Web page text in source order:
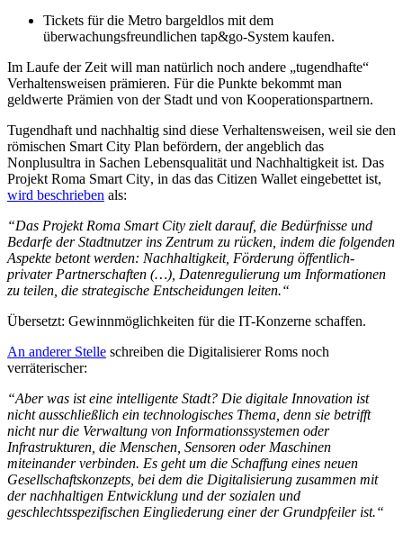
Tickets für die Metro bargeldlos mit dem
überwachungsfreundlichen tap&go-System kaufen.
Im Laufe der Zeit will man natürlich noch andere „tugendhafte“
Verhaltensweisen prämieren. Für die Punkte bekommt man
geldwerte Prämien von der Stadt und von Kooperationspartnern.
Tugendhaft und nachhaltig sind diese Verhaltensweisen, weil sie den
römischen Smart City Plan befördern, der angeblich das
Nonplusultra in Sachen Lebensqualität und Nachhaltigkeit ist. Das
Projekt Roma Smart City, in das das Citizen Wallet eingebettet ist,
wird beschrieben als:
“Das Projekt Roma Smart City zielt darauf, die Bedürfnisse und
Bedarfe der Stadtnutzer ins Zentrum zu rücken, indem die folgenden
Aspekte betont werden: Nachhaltigkeit, Förderung öffentlich-
privater Partnerschaften (…), Datenregulierung um Informationen
zu teilen, die strategische Entscheidungen leiten.“
Übersetzt: Gewinnmöglichkeiten für die IT-Konzerne schaffen.
An anderer Stelle schreiben die Digitalisierer Roms noch
verräterischer:
“Aber was ist eine intelligente Stadt? Die digitale Innovation ist
nicht ausschließlich ein technologisches Thema, denn sie betrifft
nicht nur die Verwaltung von Informationssystemen oder
Infrastrukturen, die Menschen, Sensoren oder Maschinen
miteinander verbinden. Es geht um die Schaffung eines neuen
Gesellschaftskonzepts, bei dem die Digitalisierung zusammen mit
der nachhaltigen Entwicklung und der sozialen und
geschlechtsspezifischen Eingliederung einer der Grundpfeiler ist.“